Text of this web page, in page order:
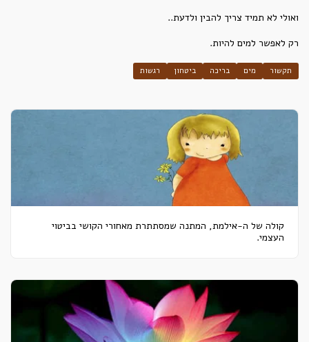
ואולי לא תמיד צריך להבין ולדעת..
רק לאפשר למים להיות.
תקשור מים בריכה ביטחון רגשות
קולה של ה-אילמת, המתנה שמסתתרת מאחורי הקושי בביטוי
העצמי.